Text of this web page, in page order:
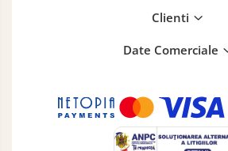
Clienti
Date Comerciale